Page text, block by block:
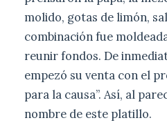
molido, gotas de limón,
combinación fue
reunir fondos. De
empezó su venta con el
para la causa”. Así, al
nombre de este platillo.